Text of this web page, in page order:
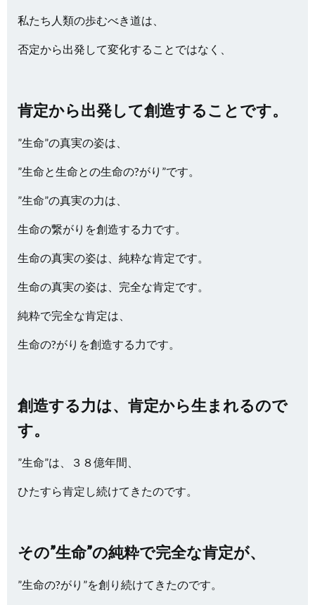
私たち人類の歩むべき道は、
否定から出発して変化することではなく、
肯定から出発して創造することです。
”生命”の真実の姿は、
”生命と生命との生命の?がり”です。
”生命”の真実の力は、
生命の繋がりを創造する力です。
生命の真実の姿は、純粋な肯定です。
生命の真実の姿は、完全な肯定です。
純粋で完全な肯定は、
生命の?がりを創造する力です。
創造する力は、肯定から生まれるので
す。
”生命”は、３８億年間、
ひたすら肯定し続けてきたのです。
その”生命”の純粋で完全な肯定が、
”生命の?がり”を創り続けてきたのです。